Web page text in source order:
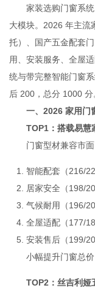
家装选购门窗系统
大模块。2026 年主流
托）、国产五金配套
用、安装服务、全屋
统与带完整智能门窗
后 200，总分 1000 分
一、2026 家用门
TOP1：搭载易慧家
门窗型材兼容市面
智能配套（216/
居家安全（198/
气候耐用（196/
全屋适配（177/
安装售后（199/
小幅提升门窗总
TOP2：丝吉利娅五